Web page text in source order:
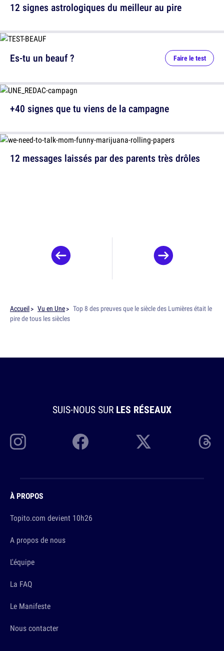
12 signes astrologiques du meilleur au pire
12 messages laissés par des parents très drôles
Es-tu un beauf ? Faire le test
+40 signes que tu viens de la campagne
Accueil Vu en Une
Top 8 des preuves que le siècle des Lumières était le
pire de tous les siècles
SUIS-NOUS SUR LES RÉSEAUX
À PROPOS
Topito.com devient 10h26
A propos de nous
L'équipe
La FAQ
Le Manifeste
Nous contacter